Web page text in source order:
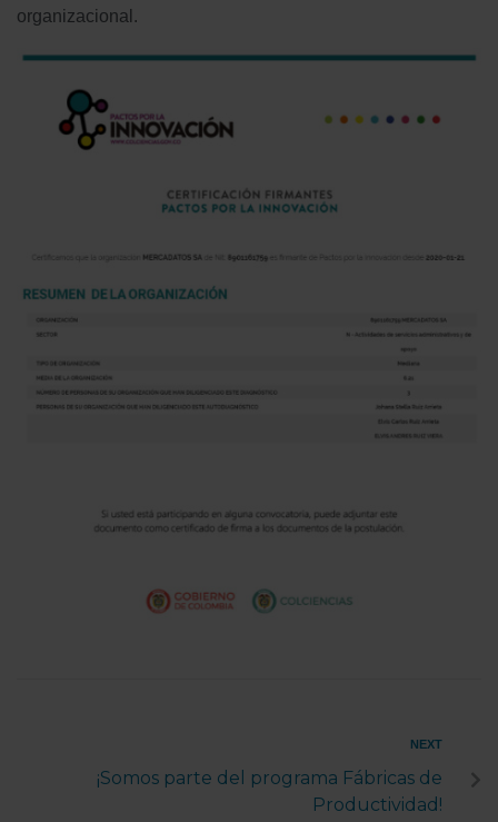
organizacional.
NEXT
¡Somos parte del programa Fábricas de
Productividad!